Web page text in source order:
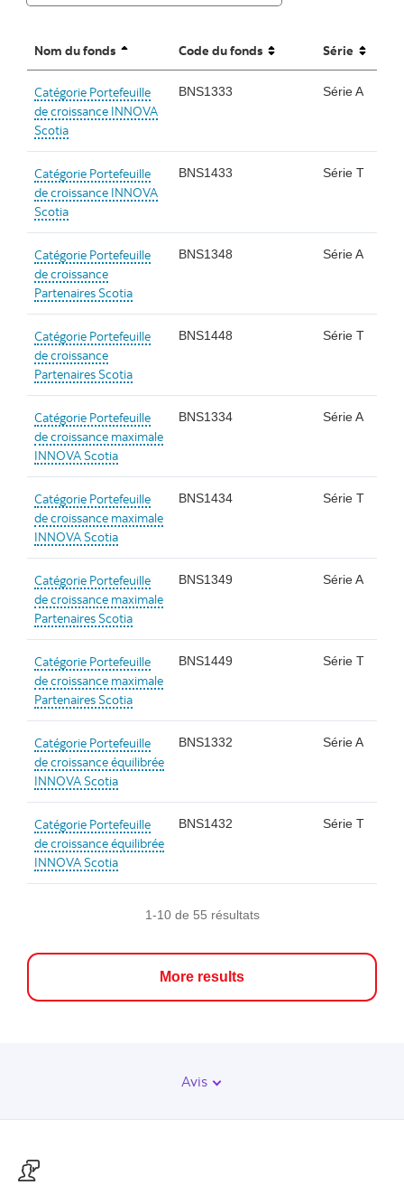
Nom du fonds
sorted ascending
Code du fonds
unsorted
Série
unsorted
Catégorie Portefeuille
de croissance INNOVA
Scotia
BNS1333 Série A
Catégorie Portefeuille
de croissance INNOVA
Scotia
BNS1433 Série T
Catégorie Portefeuille
de croissance
Partenaires Scotia
BNS1348 Série A
Catégorie Portefeuille
de croissance
Partenaires Scotia
BNS1448 Série T
Catégorie Portefeuille
de croissance maximale
INNOVA Scotia
BNS1334 Série A
Catégorie Portefeuille
de croissance maximale
INNOVA Scotia
BNS1434 Série T
Catégorie Portefeuille
de croissance maximale
Partenaires Scotia
BNS1349 Série A
Catégorie Portefeuille
de croissance maximale
Partenaires Scotia
BNS1449 Série T
Catégorie Portefeuille
de croissance équilibrée
INNOVA Scotia
BNS1332 Série A
Catégorie Portefeuille
de croissance équilibrée
INNOVA Scotia
BNS1432 Série T
1-10 de 55 résultats
More results
Avis